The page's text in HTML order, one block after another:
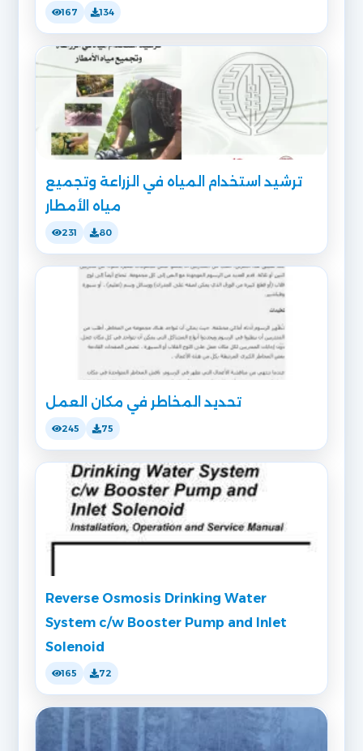
167 134
ترشيد استخدام المياه في الزراعة وتجميع
مياه الأمطار
231 80
تحديد المخاطر في مكان العمل
245 75
Reverse Osmosis Drinking Water
System c/w Booster Pump and Inlet
Solenoid
165 72